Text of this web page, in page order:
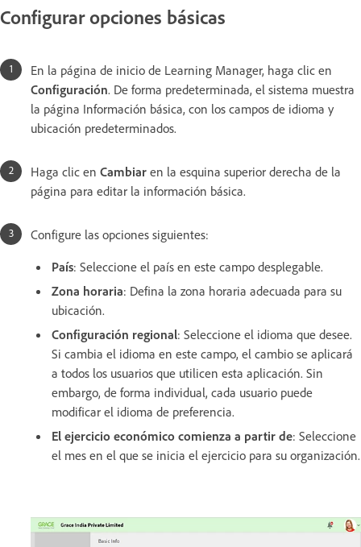
Configurar opciones básicas
En la página de inicio de Learning Manager, haga clic en
Configuración. De forma predeterminada, el sistema muestra
la página Información básica, con los campos de idioma y
ubicación predeterminados.
Haga clic en Cambiar en la esquina superior derecha de la
página para editar la información básica.
Configure las opciones siguientes:
País: Seleccione el país en este campo desplegable.
Zona horaria: Defina la zona horaria adecuada para su
ubicación.
Configuración regional: Seleccione el idioma que desee.
Si cambia el idioma en este campo, el cambio se aplicará
a todos los usuarios que utilicen esta aplicación. Sin
embargo, de forma individual, cada usuario puede
modificar el idioma de preferencia.
El ejercicio económico comienza a partir de: Seleccione
el mes en el que se inicia el ejercicio para su organización.